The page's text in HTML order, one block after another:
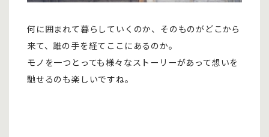
何に囲まれて暮らしていくのか、そのものがどこから
来て、誰の手を経てここにあるのか。
モノを一つとっても様々なストーリーがあって想いを
馳せるのも楽しいですね。